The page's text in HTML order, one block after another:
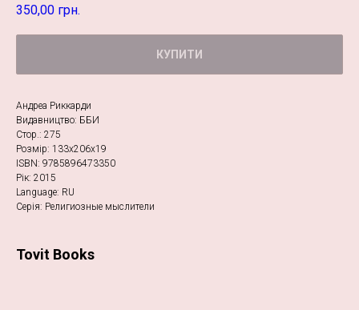
350,00 грн.
КУПИТИ
Андреа Риккарди
Видавництво: ББИ
Стор.: 275
Розмір: 133х206х19
ISBN: 9785896473350
Рік: 2015
Language: RU
Серія: Религиозные мыслители
Tovit Books